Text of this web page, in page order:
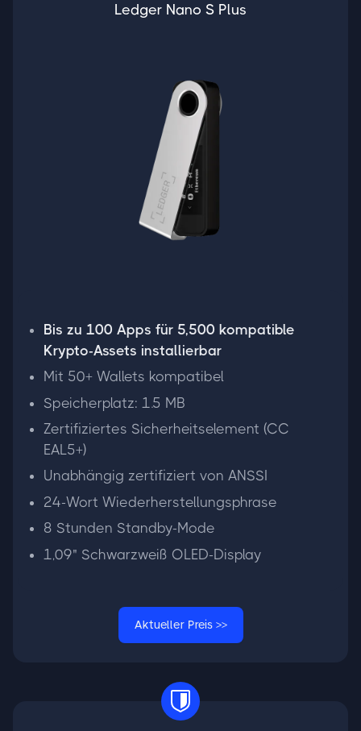
Ledger Nano S Plus
Bis zu 100 Apps für 5,500 kompatible
Krypto-Assets installierbar
Mit 50+ Wallets kompatibel
Speicherplatz: 1.5 MB
Zertifiziertes Sicherheitselement (CC
EAL5+)
Unabhängig zertifiziert von ANSSI
24-Wort Wiederherstellungsphrase
8 Stunden Standby-Mode
1,09" Schwarzweiß OLED-Display
Aktueller Preis >>